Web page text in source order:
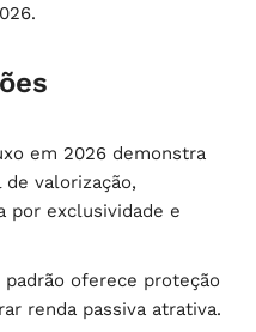
em 2026 demonstra
valorização,
por exclusividade e
oferece proteção
renda passiva atrativa.